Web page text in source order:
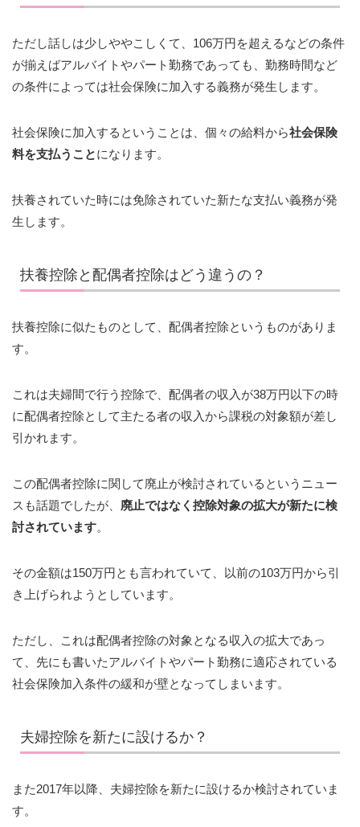
ただし話しは少しややこしくて、106万円を超えるなどの条件
が揃えばアルバイトやパート勤務であっても、勤務時間など
の条件によっては社会保険に加入する義務が発生します。
社会保険に加入するということは、個々の給料から社会保険
料を支払うことになります。
扶養されていた時には免除されていた新たな支払い義務が発
生します。
扶養控除と配偶者控除はどう違うの？
扶養控除に似たものとして、配偶者控除というものがありま
す。
これは夫婦間で行う控除で、配偶者の収入が38万円以下の時
に配偶者控除として主たる者の収入から課税の対象額が差し
引かれます。
この配偶者控除に関して廃止が検討されているというニュー
スも話題でしたが、 廃止ではなく控除対象の拡大が新たに検
討されています。
その金額は150万円とも言われていて、以前の103万円から引
き上げられようとしています。
ただし、これは配偶者控除の対象となる収入の拡大であっ
て、先にも書いたアルバイトやパート勤務に適応されている
社会保険加入条件の緩和が壁となってしまいます。
夫婦控除を新たに設けるか？
また2017年以降、夫婦控除を新たに設けるか検討されていま
す。